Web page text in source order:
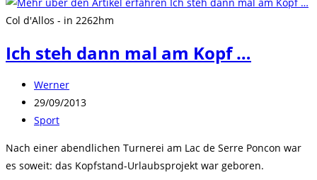
Col d'Allos - in 2262hm
Ich steh dann mal am Kopf …
Beitrags-
Autor:
Werner
Beitrag
veröffentlicht:
29/09/2013
Beitrags-
Sport
Nach einer abendlichen Turnerei am Lac de Serre Poncon war
es soweit: das Kopfstand-Urlaubsprojekt war geboren.